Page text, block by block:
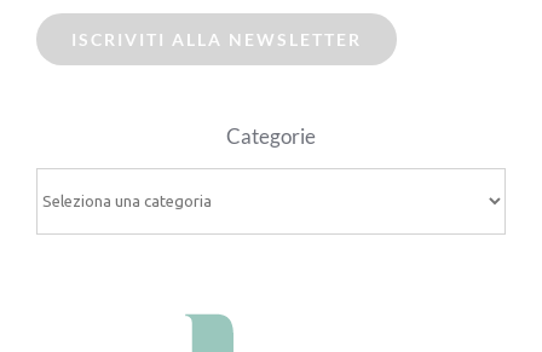
ISCRIVITI ALLA NEWSLETTER
Categorie